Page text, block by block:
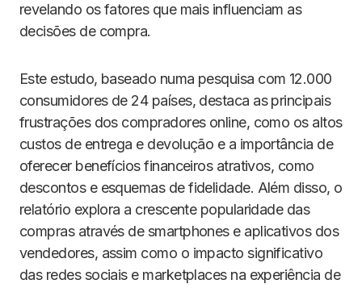
revelando os fatores que mais influenciam as
decisões de compra.
Este estudo, baseado numa pesquisa com 12.000
consumidores de 24 países, destaca as principais
frustrações dos compradores online, como os altos
custos de entrega e devolução e a importância de
oferecer benefícios financeiros atrativos, como
descontos e esquemas de fidelidade. Além disso, o
relatório explora a crescente popularidade das
compras através de smartphones e aplicativos dos
vendedores, assim como o impacto significativo
das redes sociais e marketplaces na experiência de